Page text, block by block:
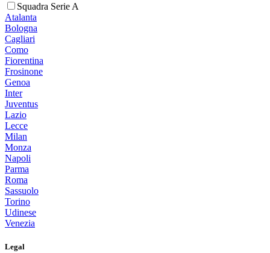
Squadra Serie A
Atalanta
Bologna
Cagliari
Como
Fiorentina
Frosinone
Genoa
Inter
Juventus
Lazio
Lecce
Milan
Monza
Napoli
Parma
Roma
Sassuolo
Torino
Udinese
Venezia
Legal